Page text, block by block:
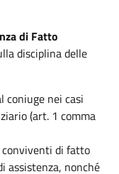
di Fatto
disciplina delle
nei casi
(art. 1 comma
conviventi di fatto
assistenza, nonché